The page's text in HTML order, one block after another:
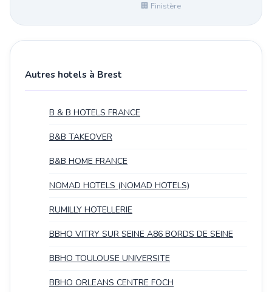
🏢 Finistère
Autres hotels à Brest
B & B HOTELS FRANCE
B&B TAKEOVER
B&B HOME FRANCE
NOMAD HOTELS (NOMAD HOTELS)
RUMILLY HOTELLERIE
BBHO VITRY SUR SEINE A86 BORDS DE SEINE
BBHO TOULOUSE UNIVERSITE
BBHO ORLEANS CENTRE FOCH